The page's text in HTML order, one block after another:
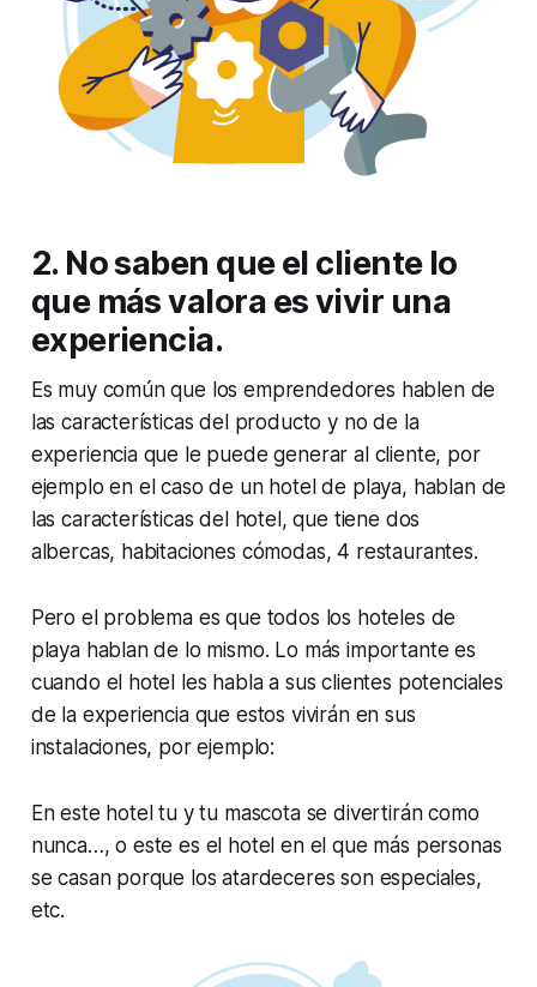
2. No saben que el cliente lo
que más valora es vivir una
experiencia.
Es muy común que los emprendedores hablen de
las características del producto y no de la
experiencia que le puede generar al cliente, por
ejemplo en el caso de un hotel de playa, hablan de
las características del hotel, que tiene dos
albercas, habitaciones cómodas, 4 restaurantes.
Pero el problema es que todos los hoteles de
playa hablan de lo mismo. Lo más importante es
cuando el hotel les habla a sus clientes potenciales
de la experiencia que estos vivirán en sus
instalaciones, por ejemplo:
En este hotel tu y tu mascota se divertirán como
nunca…, o este es el hotel en el que más personas
se casan porque los atardeceres son especiales,
etc.